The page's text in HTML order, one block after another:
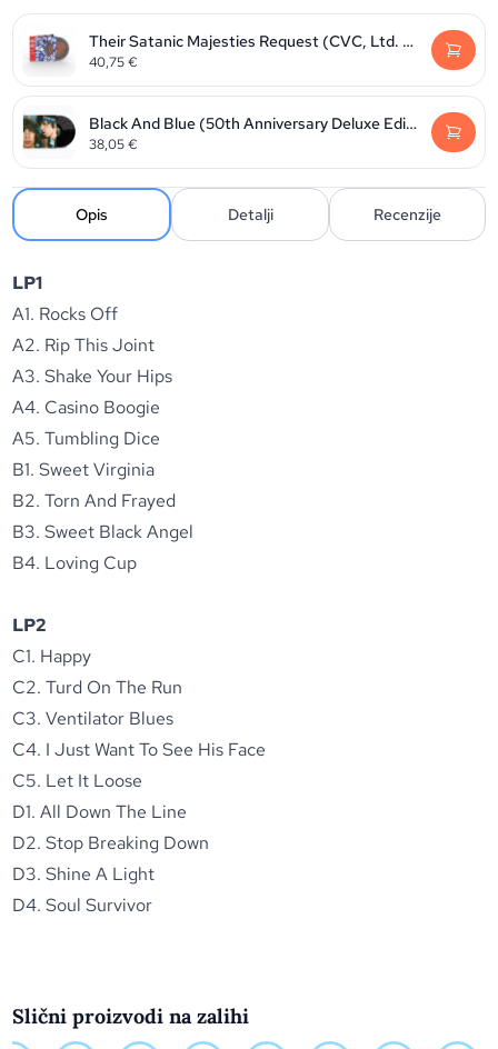
Their Satanic Majesties Request (CVC, Ltd. Zoetrope)
40,75€
Black And Blue (50th Anniversary Deluxe Edition 2025)
38,05€
Opis Detalji Recenzije
LP1
A1. Rocks Off
A2. Rip This Joint
A3. Shake Your Hips
A4. Casino Boogie
A5. Tumbling Dice
B1. Sweet Virginia
B2. Torn And Frayed
B3. Sweet Black Angel
B4. Loving Cup
LP2
C1. Happy
C2. Turd On The Run
C3. Ventilator Blues
C4. I Just Want To See His Face
C5. Let It Loose
D1. All Down The Line
D2. Stop Breaking Down
D3. Shine A Light
D4. Soul Survivor
Slični proizvodi na zalihi